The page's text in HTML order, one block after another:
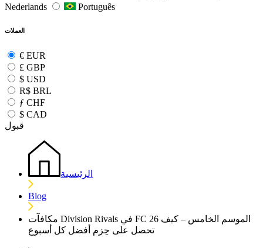
Nederlands
Português
العملات
€ EUR
£ GBP
$ USD
R$ BRL
ƒ CHF
$ CAD
قبول
الرئيسية
Blog
مكافآت Division Rivals في FC 26 الموسم الخامس – كيف
تحصل على حِزم أفضل كل أسبوع